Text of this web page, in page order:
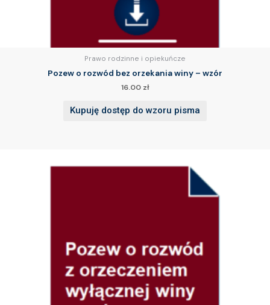
Prawo rodzinne i opiekuńcze
Pozew o rozwód bez orzekania winy – wzór
16.00 zł
Kupuję dostęp do wzoru pisma